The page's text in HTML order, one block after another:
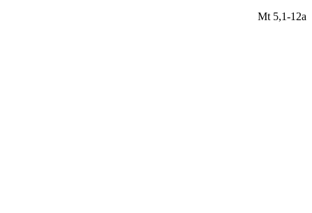
Mt 5,1-12a